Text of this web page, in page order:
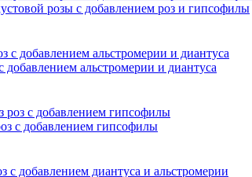
розы c добавлением роз и гипсофилы
добавлением альстромерии и диантуса
c добавлением гипсофилы